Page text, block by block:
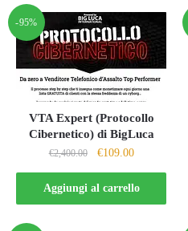
-95%
VTA Expert (Protocollo
Cibernetico) di BigLuca
€2,400.00
Il
prezzo
originale
era:
€109.00Il
prezzo
attuale
è:
Aggiungi al carrello